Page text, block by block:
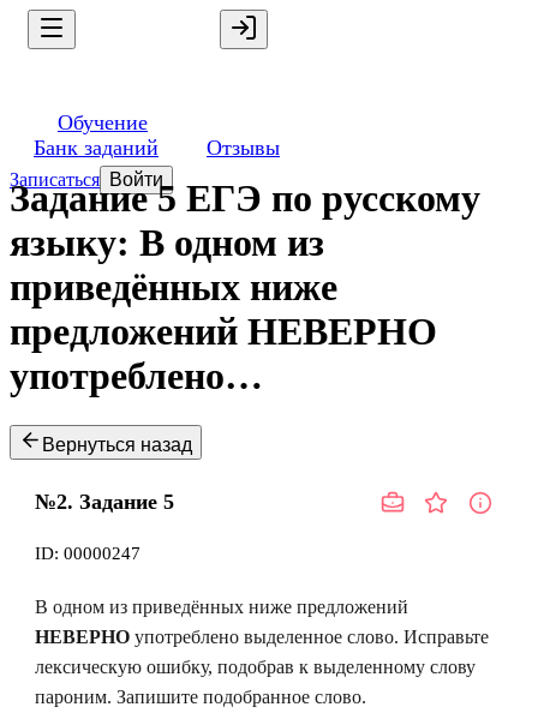
Обучение
Банк заданий
Отзывы
Записаться Войти
Задание 5 ЕГЭ по русскому
языку: В одном из
приведённых ниже
предложений НЕВЕРНО
употреблено…
Вернуться назад
№2. Задание 5
ID: 00000247
В одном из приведённых ниже предложений
НЕВЕРНО употреблено выделенное слово. Исправьте
лексическую ошибку, подобрав к выделенному слову
пароним. Запишите подобранное слово.